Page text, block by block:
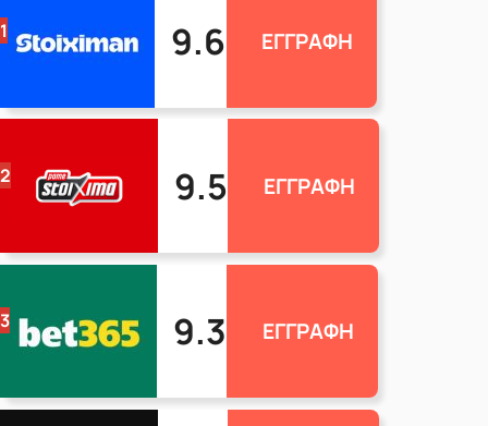
1 9.6 ΕΓΓΡΑΦΗ
2 9.5 ΕΓΓΡΑΦΗ
3 9.3 ΕΓΓΡΑΦΗ